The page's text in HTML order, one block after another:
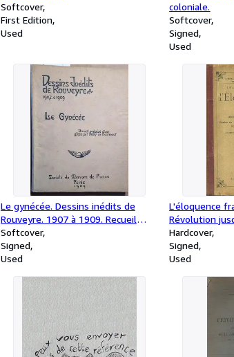
Softcover
First Edition
Used
coloniale.
Softcover
Signed
Used
Le gynécée. Dessins inédits de
Rouveyre. 1907 à 1909. Recueil
précédé d'une glose par Remy de
Gourmont.
Softcover
Signed
Used
L'éloquence
Révolution
Textes de
d'analyse pour
première
Hardcover
Signed
Used